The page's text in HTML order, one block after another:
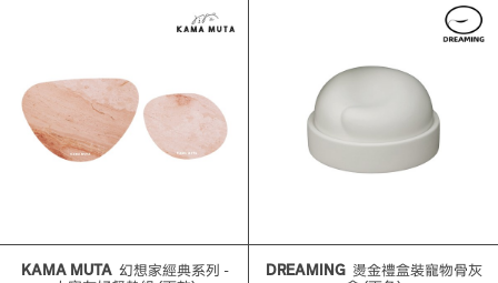
KAMA MUTA幻想家經典系列 - DREAMING燙金禮盒裝寵物骨灰